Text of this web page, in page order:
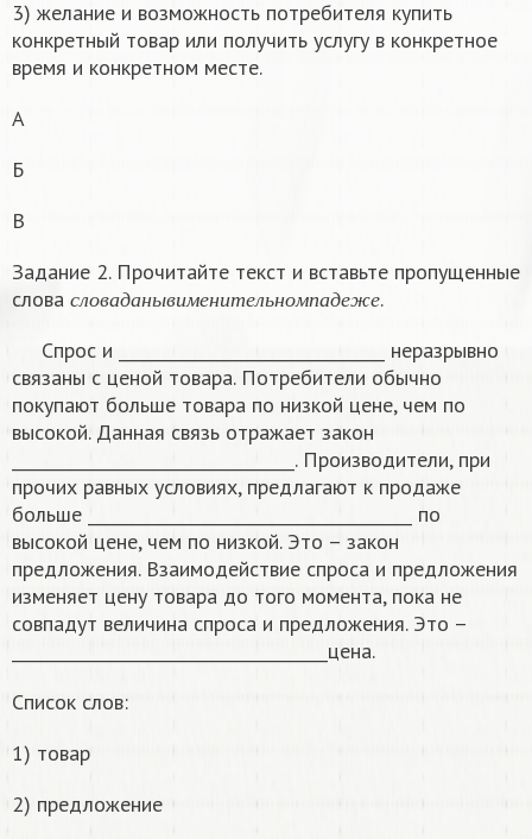
3) желание и возможность потребителя купить
конкретный товар или получить услугу в конкретное
время и конкретном месте.
А
Б
В
Задание 2. Прочитайте текст и вставьте пропущенные
слова
сл о в а д а н ыв име н и т ел ьн омп а д е ж е
сл оваданывим енит ельномпа деже
.
Спрос и ________________________________ неразрывно
связаны с ценой товара. Потребители обычно
покупают больше товара по низкой цене, чем по
высокой. Данная связь отражает закон
__________________________________. Производители, при
прочих равных условиях, предлагают к продаже
больше _______________________________________ по
высокой цене, чем по низкой. Это – закон
предложения. Взаимодействие спроса и предложения
изменяет цену товара до того момента, пока не
совпадут величина спроса и предложения. Это –
______________________________________цена.
Список слов:
1) товар
2) предложение